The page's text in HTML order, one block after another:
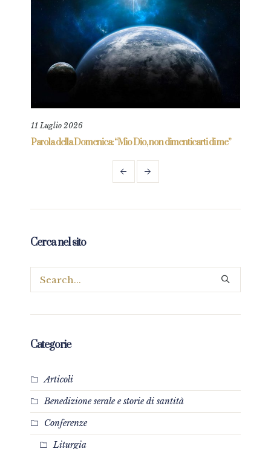
11 Luglio 2026
Parola della Domenica: “Mio Dio, non dimenticarti di me”
Cerca nel sito
Categorie
Articoli
Benedizione serale e storie di santità
Conferenze
Liturgia